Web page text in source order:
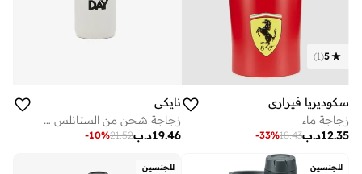
5
(
1
)
سكوديريا فيراري
زجاجة ماء
د.ب12.35
18.43
-33%
نايكي
زجاجة شحن من الستانلس ستيل بسعة أونصة بتصميم جرافيك
د.ب19.46
21.52
-10%
للجنسين للجنسين